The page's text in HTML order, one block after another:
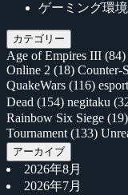
ゲーミング環
カテゴリー
Age of Empires III (84)
Online 2 (18) Counter-
QuakeWars (116)
Dead (154) negitaku
Rainbow Six Siege (19)
Tournament (133)
アーカイブ
2026年8月
2026年7月